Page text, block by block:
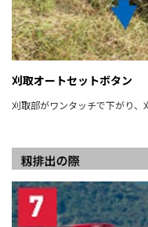
刈取オートセットボタン
刈取部がワンタッチで下がり、